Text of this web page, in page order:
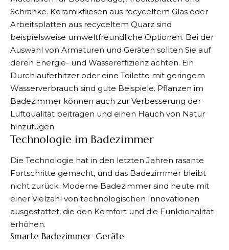
Schränke. Keramikfliesen aus recyceltem Glas oder
Arbeitsplatten aus recyceltem Quarz sind
beispielsweise umweltfreundliche Optionen. Bei der
Auswahl von Armaturen und Geräten sollten Sie auf
deren Energie- und Wassereffizienz achten. Ein
Durchlauferhitzer oder eine Toilette mit geringem
Wasserverbrauch sind gute Beispiele. Pflanzen im
Badezimmer können auch zur Verbesserung der
Luftqualität beitragen und einen Hauch von Natur
hinzufügen.
Technologie im Badezimmer
Die Technologie hat in den letzten Jahren rasante
Fortschritte gemacht, und das Badezimmer bleibt
nicht zurück. Moderne Badezimmer sind heute mit
einer Vielzahl von technologischen Innovationen
ausgestattet, die den Komfort und die Funktionalität
erhöhen.
Smarte Badezimmer-Geräte